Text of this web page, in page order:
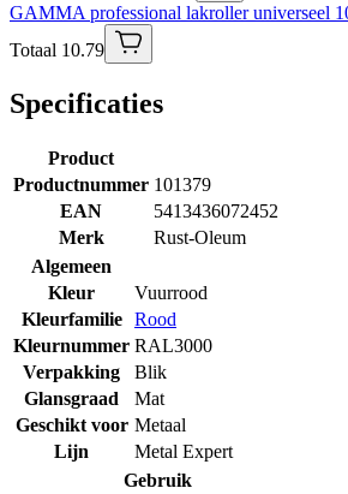
GAMMA professional lakroller universeel
Totaal 10.79
Specificaties
Product
Productnummer 101379
EAN
5413436072452
Merk
Rust-Oleum
Algemeen
Kleur
Vuurrood
Kleurfamilie
Rood
Kleurnummer RAL3000
Verpakking
Blik
Glansgraad
Mat
Geschikt voor Metaal
Lijn
Metal Expert
Gebruik